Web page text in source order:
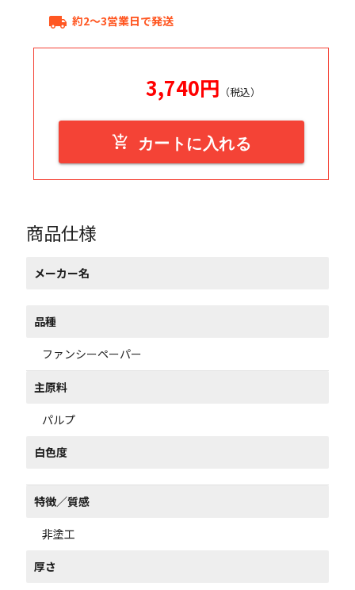
local_shipping 約2～3営業日で発送
3,740円 （税込）
add_shopping_cart カートに入れる
商品仕様
メーカー名
品種
ファンシーペーパー
主原料
パルプ
白色度
特徴／質感
非塗工
厚さ